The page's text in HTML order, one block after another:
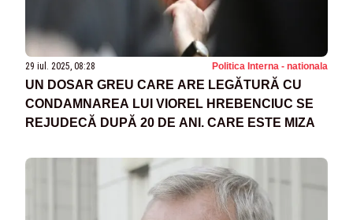
29 iul. 2025, 08:28 Politica Interna - nationala
UN DOSAR GREU CARE ARE LEGĂTURĂ CU
CONDAMNAREA LUI VIOREL HREBENCIUC SE
REJUDECĂ DUPĂ 20 DE ANI. CARE ESTE MIZA